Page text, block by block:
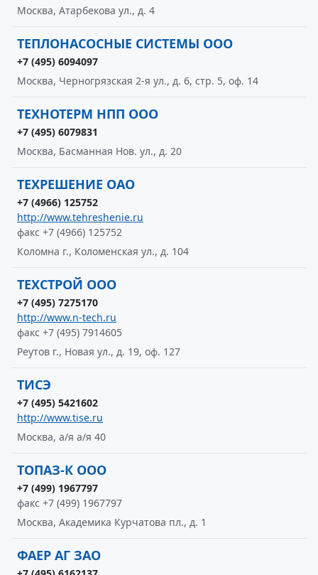
Москва, Атарбекова ул., д. 4
ТЕПЛОНАСОСНЫЕ СИСТЕМЫ ООО
+7 (495) 6094097
Москва, Черногрязская 2-я ул., д. 6, стр. 5, оф. 14
ТЕХНОТЕРМ НПП ООО
+7 (495) 6079831
Москва, Басманная Нов. ул., д. 20
ТЕХРЕШЕНИЕ ОАО
+7 (4966) 125752
http://www.tehreshenie.ru
факс +7 (4966) 125752
Коломна г., Коломенская ул., д. 104
ТЕХСТРОЙ ООО
+7 (495) 7275170
http://www.n-tech.ru
факс +7 (495) 7914605
Реутов г., Новая ул., д. 19, оф. 127
ТИСЭ
+7 (495) 5421602
http://www.tise.ru
Москва, а/я а/я 40
ТОПАЗ-К ООО
+7 (499) 1967797
факс +7 (499) 1967797
Москва, Академика Курчатова пл., д. 1
ФАЕР АГ ЗАО